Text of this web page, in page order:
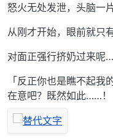
怒火无处发泄，头脑一
从刚才开始，眼前就只
对面正强行挤奶过来呢
「反正你也是瞧不起
在意吧？既然如此……！